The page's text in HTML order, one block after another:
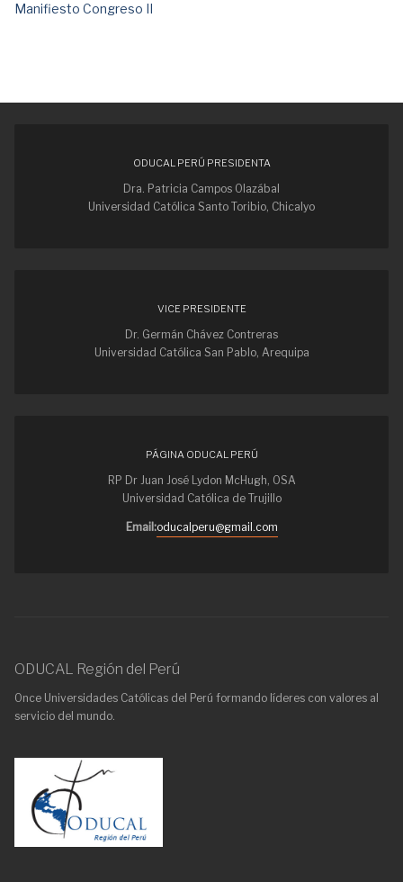
Manifiesto Congreso II
ODUCAL PERÚ PRESIDENTA
Dra. Patricia Campos Olazábal
Universidad Católica Santo Toribio, Chicalyo
VICE PRESIDENTE
Dr. Germán Chávez Contreras
Universidad Católica San Pablo, Arequipa
PÁGINA ODUCAL PERÚ
RP Dr Juan José Lydon McHugh, OSA
Universidad Católica de Trujillo
Email:oducalperu@gmail.com
ODUCAL Región del Perú
Once Universidades Católicas del Perú formando líderes con valores al
servicio del mundo.